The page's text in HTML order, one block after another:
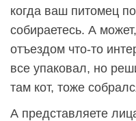
когда ваш питомец
собираетесь. А
отъездом что-то
все упаковал, но
там кот, тоже
А представляете